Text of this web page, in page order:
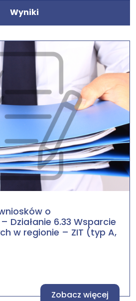
Wyniki
o
Działanie 6.33 Wsparcie
w regionie – ZIT (typ A,
Zobacz więcej